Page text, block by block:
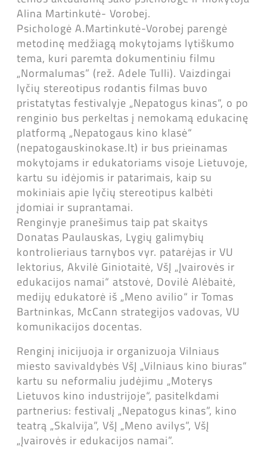
Alina Martinkutė- Vorobej.
Psichologė A.Martinkutė-Vorobej parengė
metodinę medžiagą mokytojams lytiškumo
tema, kuri paremta dokumentiniu filmu
„Normalumas” (rež. Adele Tulli). Vaizdingai
lyčių stereotipus rodantis filmas buvo
pristatytas festivalyje „Nepatogus kinas“, o po
renginio bus perkeltas į nemokamą edukacinę
platformą „Nepatogaus kino klasė“
(nepatogauskinokase.lt) ir bus prieinamas
mokytojams ir edukatoriams visoje Lietuvoje,
kartu su idėjomis ir patarimais, kaip su
mokiniais apie lyčių stereotipus kalbėti
įdomiai ir suprantamai.
Renginyje pranešimus taip pat skaitys
Donatas Paulauskas, Lygių galimybių
kontrolieriaus tarnybos vyr. patarėjas ir VU
lektorius, Akvilė Giniotaitė, VšĮ „Įvairovės ir
edukacijos namai“ atstovė, Dovilė Alėbaitė,
medijų edukatorė iš „Meno avilio“ ir Tomas
Bartninkas, McCann strategijos vadovas, VU
komunikacijos docentas.
Renginį inicijuoja ir organizuoja Vilniaus
miesto savivaldybės VšĮ „Vilniaus kino biuras“
kartu su neformaliu judėjimu „Moterys
Lietuvos kino industrijoje“, pasitelkdami
partnerius: festivalį „Nepatogus kinas”, kino
teatrą „Skalvija”, VšĮ „Meno avilys”, VšĮ
„Įvairovės ir edukacijos namai”.